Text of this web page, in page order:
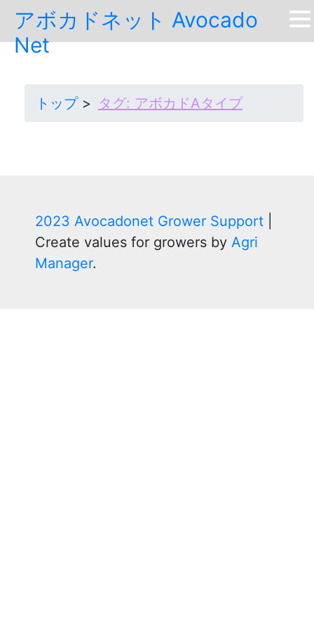
Skip
content
アボカドネット Avocado
Net
トップ タグ: アボカドAタイプ
2023 Avocadonet Grower Support
Create values for growers by Agri
Manager.